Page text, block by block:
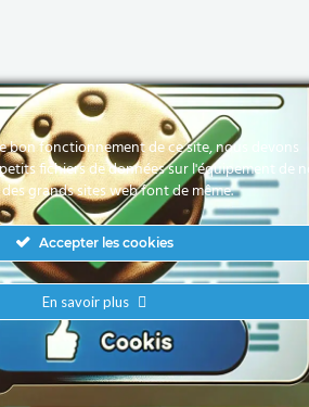
bon fonctionnement de ce site, nous devons
fichiers de données sur l'équipement de
grands sites web font de même.
Accepter les cookies
En savoir plus